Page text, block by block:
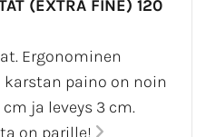
(EXTRA FINE) 120
Ergonominen
karstan paino on noin
ja leveys 3 cm.
on parille!